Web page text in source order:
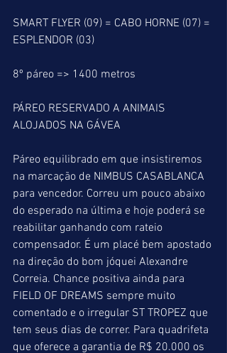
SMART FLYER (09) = CABO HORNE (07) =
ESPLENDOR (03)
8º páreo => 1400 metros
PÁREO RESERVADO A ANIMAIS
ALOJADOS NA GÁVEA
Páreo equilibrado em que insistiremos
na marcação de NIMBUS CASABLANCA
para vencedor. Correu um pouco abaixo
do esperado na última e hoje poderá se
reabilitar ganhando com rateio
compensador. É um placé bem apostado
na direção do bom jóquei Alexandre
Correia. Chance positiva ainda para
FIELD OF DREAMS sempre muito
comentado e o irregular ST TROPEZ que
tem seus dias de correr. Para quadrifeta
que oferece a garantia de R$ 20.000 os